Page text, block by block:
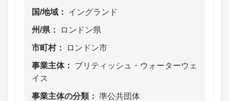
国/地域 イングランド
州/県 ロンドン県
市町村 ロンドン市
事業主体
ブリティッシュ・ウォーターウェ
イス
事業主体の分類 準公共団体